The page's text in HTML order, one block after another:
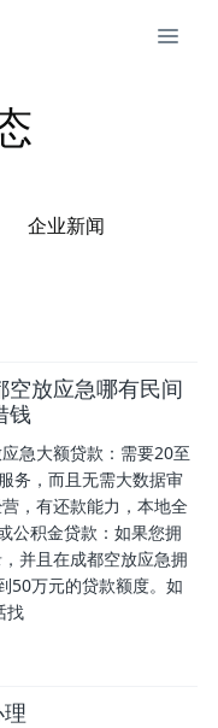
企业新闻
空放应急哪有民间
钱
急大额贷款：需要20至
务，而且无需大数据审
，有还款能力，本地全
公积金贷款：如果您拥
并且在成都空放应急拥
50万元的贷款额度。如
找